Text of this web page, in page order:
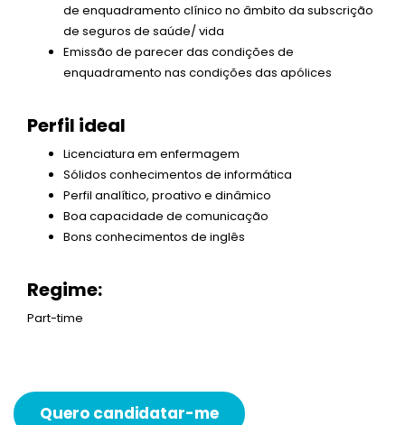
de enquadramento clínico no âmbito da subscrição
de seguros de saúde/ vida
Emissão de parecer das condições de
enquadramento nas condições das apólices
Perfil ideal
Licenciatura em enfermagem
Sólidos conhecimentos de informática
Perfil analítico, proativo e dinâmico
Boa capacidade de comunicação
Bons conhecimentos de inglês
Regime:
Part-time
Quero candidatar-me